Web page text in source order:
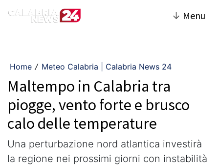
↓ Menu
Home / Meteo Calabria | Calabria News 24
Maltempo in Calabria tra
piogge, vento forte e brusco
calo delle temperature
Una perturbazione nord atlantica investirà
la regione nei prossimi giorni con instabilità